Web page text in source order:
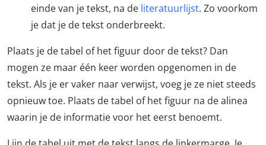
einde van je tekst, na de literatuurlijst. Zo voorkom
je dat je de tekst onderbreekt.
Plaats je de tabel of het figuur door de tekst? Dan
mogen ze maar één keer worden opgenomen in de
tekst. Als je er vaker naar verwijst, voeg je ze niet steeds
opnieuw toe. Plaats de tabel of het figuur na de alinea
waarin je de informatie voor het eerst benoemt.